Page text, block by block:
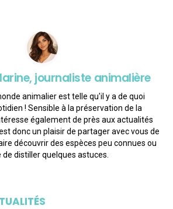
journaliste animalière
animalier est telle qu'il y a de quoi
! Sensible à la préservation de la
également de près aux actualités
donc un plaisir de partager avec vous de
découvrir des espèces peu connues ou
de distiller quelques astuces.